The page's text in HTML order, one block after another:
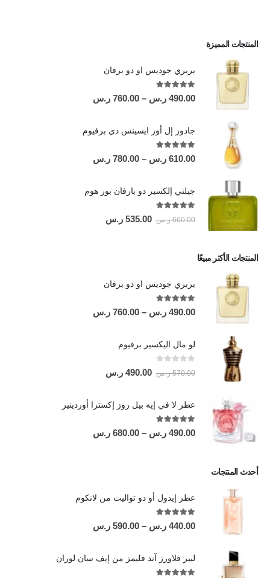
المنتجات المميزة
بربري جوديس او دو برفان
5.00
out of 5
490.00 ر.س –
760.00 ر.س
جادور إل أور ايسينس دي برفيوم
5.00
out of 5
610.00 ر.س –
780.00 ر.س
جيلتي إلكسير دو بارفان بور هوم
660.00 ر.س 535.00 ر.س
المنتجات الأكثر مبيعًا
بربري جوديس او دو برفان
5.00
out of 5
490.00 ر.س –
760.00 ر.س
لو مال اليكسير برفيوم
570.00 ر.س 490.00 ر.س
عطر لا في إيه بيل روز إكسترا أوردينير
5.00
out of 5
490.00 ر.س –
680.00 ر.س
أحدث المنتجات
عطر إيدول أو دو تواليت من لانكوم
5.00
out of 5
440.00 ر.س –
590.00 ر.س
ليبر فلاورز آند فليمز من إيف سان لوران